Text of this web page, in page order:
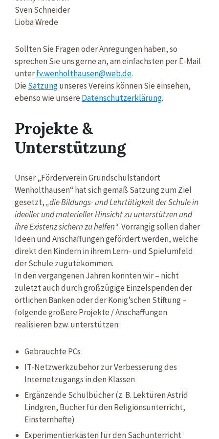
Sven Schneider
Lioba Wrede
Sollten Sie Fragen oder Anregungen haben, so
sprechen Sie uns gerne an, am einfachsten per E-Mail
unterfv.wenholthausen@web.de.
Die Satzungunseres Vereins können Sie einsehen,
ebenso wie unsere Datenschutzerklärung.
Projekte &
Unterstützung
Unser „Förderverein Grundschulstandort
Wenholthausen“ hat sich gemäß Satzung zum Ziel
gesetzt,„die Bildungs- und Lehrtätigkeit der Schule in
ideeller und materieller Hinsicht zu unterstützen und
ihre Existenz sichern zu helfen“. Vorrangig sollen daher
Ideen und Anschaffungen gefördert werden, welche
direkt den Kindern in ihrem Lern- und Spielumfeld
der Schule zugutekommen.
In den vergangenen Jahren konnten wir – nicht
zuletzt auch durch großzügige Einzelspenden der
örtlichen Banken oder der König’schen Stiftung –
folgende größere Projekte / Anschaffungen
realisieren bzw. unterstützen:
Gebrauchte PCs
IT-Netzwerkzubehör zur Verbesserung des
Internetzugangs in den Klassen
Ergänzende Schulbücher (z. B. Lektüren Astrid
Lindgren, Bücher für den Religionsunterricht,
Einsternhefte)
Experimentierkästen für den Sachunterricht